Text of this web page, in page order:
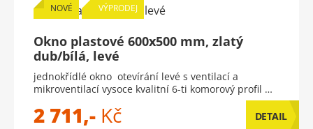
NOVÉ VÝPRODEJ
Okno plastové 600x500 mm, zlatý
dub/bílá, levé
jednokřídlé okno otevírání levé s ventilací a
mikroventilací vysoce kvalitní 6-ti komorový profil …
2 711,- Kč DETAIL